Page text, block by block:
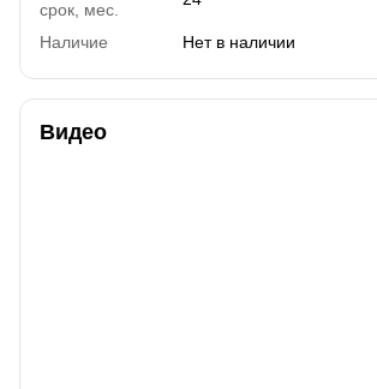
срок, мес.
Наличие Нет в наличии
Видео